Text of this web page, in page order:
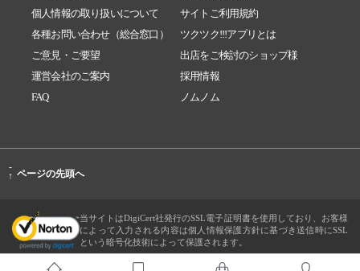
個人情報の取り扱いについて
サイトご利用規約
各種お問い合わせ（総合窓口）
ツクツク!!!アプリとは
ご意見・ご要望
出店をご検討のショップ様
運営会社のご案内
採用情報
FAQ
ノムノム
-
↑ ページの先頭へ
当サイトはDigiCert社発行のSSL電子証明書を使用しており、お客様
によって入力される内容は個人情報保護方針に基づき送信時にSSL
という暗号化技術によって保護されます。